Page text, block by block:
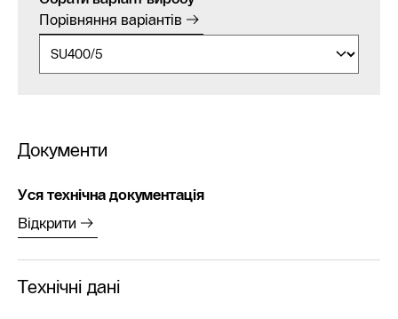
Порівняння варіантів
Документи
Уся технічна документація
Відкрити
Технічні дані